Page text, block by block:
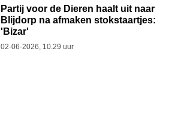
Partij voor de Dieren haalt uit naar
Blijdorp na afmaken stokstaartjes:
'Bizar'
02-06-2026, 10.29 uur